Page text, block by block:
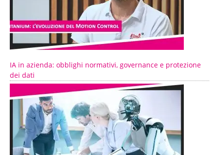
IA in azienda: obblighi normativi, governance e protezione
dei dati